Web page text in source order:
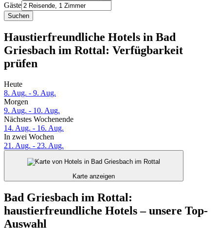
Gäste
Suchen
Haustierfreundliche Hotels in Bad
Griesbach im Rottal: Verfügbarkeit
prüfen
Heute
8. Aug. - 9. Aug.
Morgen
9. Aug. - 10. Aug.
Nächstes Wochenende
14. Aug. - 16. Aug.
In zwei Wochen
21. Aug. - 23. Aug.
Karte anzeigen
Bad Griesbach im Rottal:
haustierfreundliche Hotels – unsere Top-
Auswahl